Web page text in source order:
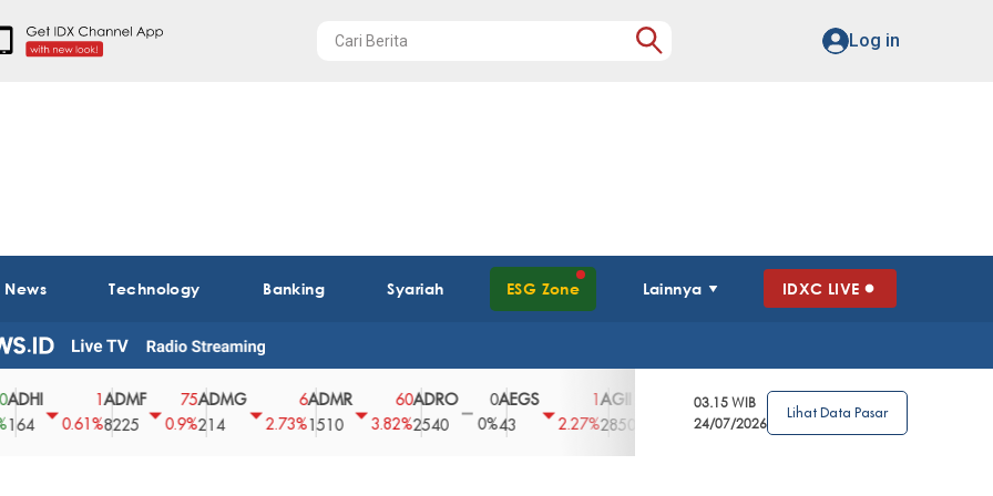
Log in
Technology Banking Syariah ESG Zone Lainnya IDXC LIVE
0.61%
ADMF
8225
75
0.9%
ADMG
214
2.73%
ADMR
1510
3.82%
ADRO
2540
0
0%
AEGS
2.27%2850
3.39%
AGRO
4
2.63%
AGRS
62
0%
03.15 WIB
24/07/2026
Lihat Data Pasar